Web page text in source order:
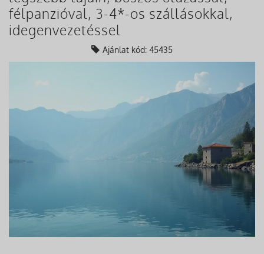
félpanzióval, 3-4*-os szállásokkal,
idegenvezetéssel
Ajánlat kód: 45435